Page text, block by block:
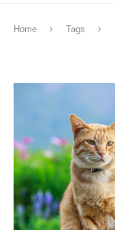
Home Tags